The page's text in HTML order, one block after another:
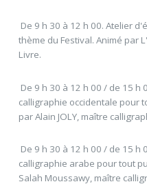
 De 9 h 30 à 12 h 00. Atelier
thème du Festival. Animé par
Livre.
 De 9 h 30 à 12 h 00 / de 15
calligraphie occidentale pour
par Alain JOLY, maître
 De 9 h 30 à 12 h 00 / de 15
calligraphie arabe pour tout
Salah Moussawy, maître